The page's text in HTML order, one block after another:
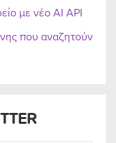
με νέο AI API
που αναζητούν